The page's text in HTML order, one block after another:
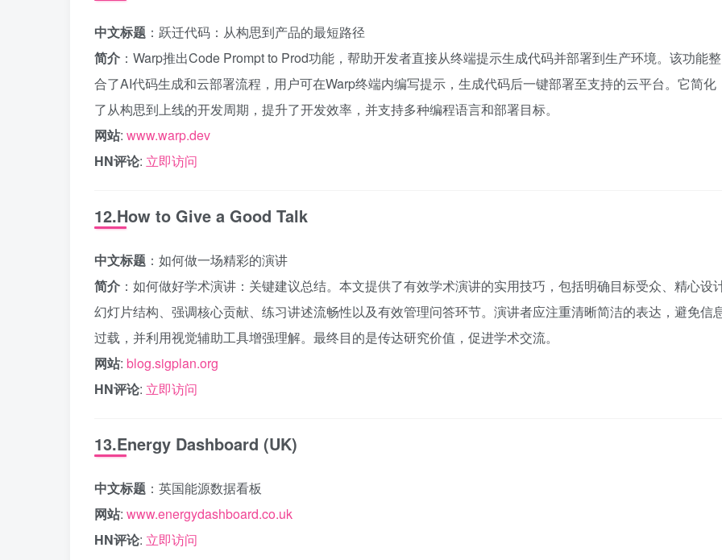
中文标题 ：跃迁代码：从构思到产品的最短路径
简介 ：Warp推出Code Prompt to Prod功能，帮助开发者直接从终端提示生成代码并部署到生产环境。该功能整
合了AI代码生成和云部署流程，用户可在Warp终端内编写提示，生成代码后一键部署至支持的云平台。它简化
了从构思到上线的开发周期，提升了开发效率，并支持多种编程语言和部署目标。
网站: www.warp.dev
HN评论: 立即访问
12.How to Give a Good Talk
中文标题 ：如何做一场精彩的演讲
简介 ：如何做好学术演讲：关键建议总结。本文提供了有效学术演讲的实用技巧，包括明确目标受众、精心设
幻灯片结构、强调核心贡献、练习讲述流畅性以及有效管理问答环节。演讲者应注重清晰简洁的表达，避免信
过载，并利用视觉辅助工具增强理解。最终目的是传达研究价值，促进学术交流。
网站: blog.sigplan.org
HN评论: 立即访问
13.Energy Dashboard (UK)
中文标题 ：英国能源数据看板
网站: www.energydashboard.co.uk
HN评论: 立即访问